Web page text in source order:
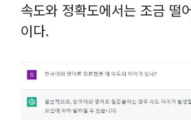
속도와 정확도에서는 조금 떨
이다.